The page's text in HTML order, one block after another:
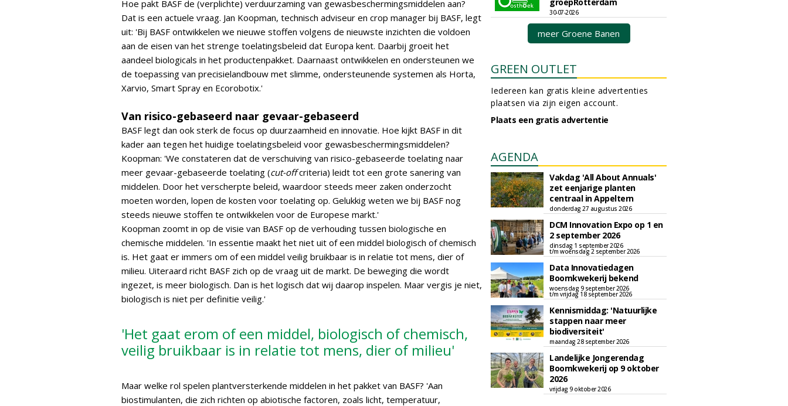
Hoe pakt BASF de (verplichte) verduurzaming van gewasbeschermingsmiddelen aan?
Dat is een actuele vraag. Jan Koopman, technisch adviseur en crop manager bij BASF, legt
uit: 'Bij BASF ontwikkelen we nieuwe stoffen volgens de nieuwste inzichten die voldoen
aan de eisen van het strenge toelatingsbeleid dat Europa kent. Daarbij groeit het
aandeel biologicals in het productenpakket. Daarnaast ontwikkelen en ondersteunen we
de toepassing van precisielandbouw met slimme, ondersteunende systemen als Horta,
Xarvio, Smart Spray en Ecorobotix.'
Van risico-gebaseerd naar gevaar-gebaseerd
BASF legt dan ook sterk de focus op duurzaamheid en innovatie. Hoe kijkt BASF in dit
kader aan tegen het huidige toelatingsbeleid voor gewasbeschermingsmiddelen?
Koopman: 'We constateren dat de verschuiving van risico-gebaseerde toelating naar
meer gevaar-gebaseerde toelating (cut-offcriteria) leidt tot een grote sanering van
middelen. Door het verscherpte beleid, waardoor steeds meer zaken onderzocht
moeten worden, lopen de kosten voor toelating op. Gelukkig weten we bij BASF nog
steeds nieuwe stoffen te ontwikkelen voor de Europese markt.'
Koopman zoomt in op de visie van BASF op de verhouding tussen biologische en
chemische middelen. 'In essentie maakt het niet uit of een middel biologisch of chemisch
is. Het gaat er immers om of een middel veilig bruikbaar is in relatie tot mens, dier of
milieu. Uiteraard richt BASF zich op de vraag uit de markt. De beweging die wordt
ingezet, is meer biologisch. Dan is het logisch dat wij daarop inspelen. Maar vergis je niet,
biologisch is niet per definitie veilig.'
'Het gaat erom of een middel, biologisch of chemisch,
veilig bruikbaar is in relatie tot mens, dier of milieu'
Maar welke rol spelen plantversterkende middelen in het pakket van BASF? 'Aan
biostimulanten, die zich richten op abiotische factoren, zoals licht, temperatuur,
30-07-2026
meer Groene Banen
GREEN OUTLET
Iedereen kan gratis kleine advertenties
plaatsen via zijn eigen account.
Plaats een gratis advertentie
AGENDA
Vakdag 'All About Annuals'
zet eenjarige planten
centraal in Appeltern
donderdag 27 augustus 2026
DCM Innovation Expo op 1 en
2 september 2026
dinsdag 1 september 2026
t/m woensdag 2 september 2026
Data Innovatiedagen
Boomkwekerij bekend
woensdag 9 september 2026
t/m vrijdag 18 september 2026
Kennismiddag: 'Natuurlijke
stappen naar meer
biodiversiteit'
maandag 28 september 2026
Landelijke Jongerendag
Boomkwekerij op 9 oktober
2026
vrijdag 9 oktober 2026